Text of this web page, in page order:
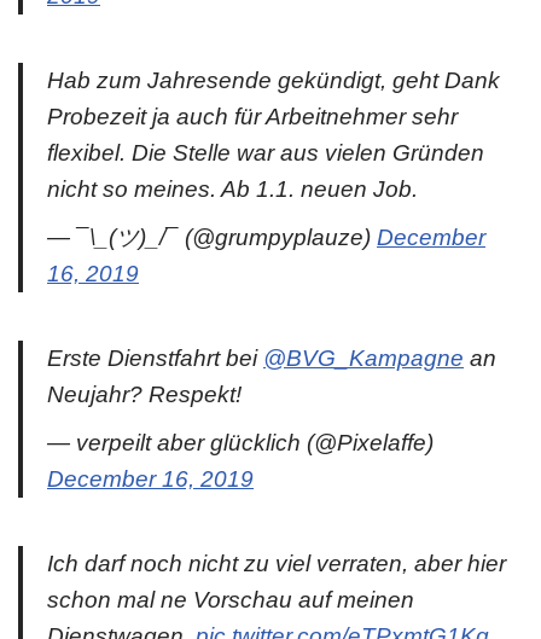
Hab zum Jahresende gekündigt, geht Dank
Probezeit ja auch für Arbeitnehmer sehr
flexibel. Die Stelle war aus vielen Gründen
nicht so meines. Ab 1.1. neuen Job.
— ¯\_(ツ)_/¯ (@grumpyplauze) December
16, 2019
Erste Dienstfahrt bei @BVG_Kampagne an
Neujahr? Respekt!
— verpeilt aber glücklich (@Pixelaffe)
December 16, 2019
Ich darf noch nicht zu viel verraten, aber hier
schon mal ne Vorschau auf meinen